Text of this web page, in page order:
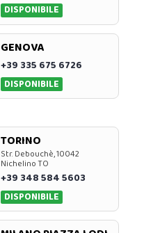
DISPONIBILE
GENOVA
+39 335 675 6726
DISPONIBILE
TORINO
Str. Debouchè, 10042
Nichelino TO
+39 348 584 5603
DISPONIBILE